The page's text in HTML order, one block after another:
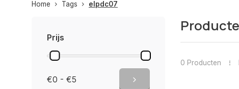
Home Tags elpdc07
Prijs
€0 - €5
0 Producten